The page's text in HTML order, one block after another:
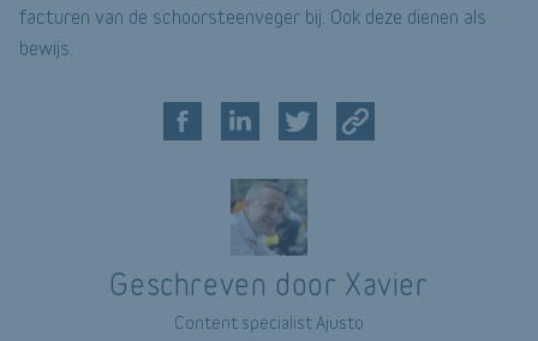
facturen van de schoorsteenveger bij. Ook deze dienen als
bewijs.
Geschreven door Xavier
Content specialist Ajusto